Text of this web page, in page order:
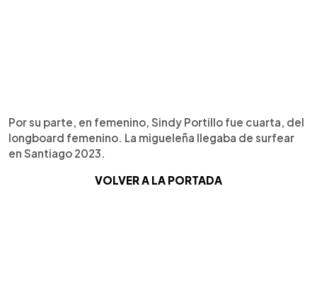
Por su parte, en femenino, Sindy Portillo fue cuarta, del
longboard femenino. La migueleña llegaba de surfear
en Santiago 2023.
VOLVER A LA PORTADA